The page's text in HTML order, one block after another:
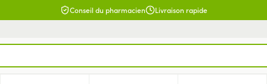
Conseil du pharmacien Livraison rapide